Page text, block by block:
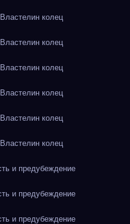
колец
колец
колец
колец
колец
колец
и предубеждение
и предубеждение
и предубеждение